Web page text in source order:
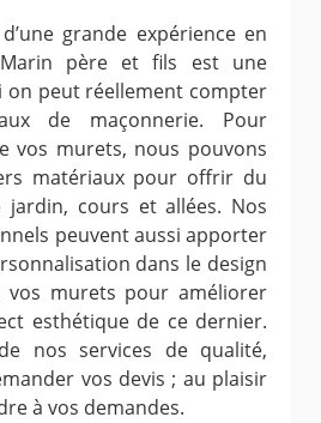
grande expérience en
Marin père et fils est une
on peut réellement compter
de maçonnerie. Pour
vos murets, nous pouvons
matériaux pour offrir du
jardin, cours et allées. Nos
peuvent aussi apporter
dans le design
murets pour améliorer
esthétique de ce dernier.
nos services de qualité,
vos devis ; au plaisir
à vos demandes.